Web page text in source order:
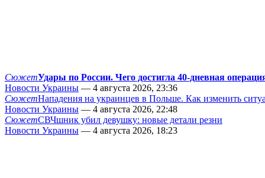
СюжетУдары по России. Чего достигла 40-дневная
Новости Украины — 4 августа 2026, 23:36
СюжетНападения на украинцев в Польше. Как изменить
Новости Украины — 4 августа 2026, 22:48
СюжетСВЧшник убил девушку: новые детали резни
Новости Украины — 4 августа 2026, 18:23